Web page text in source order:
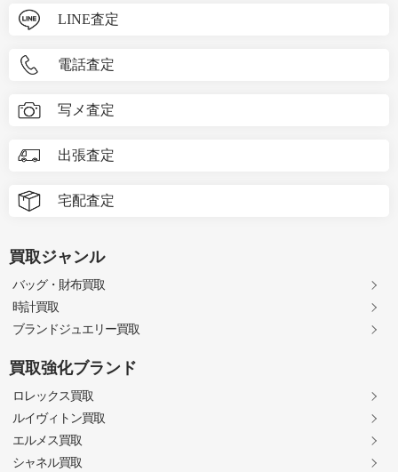
LINE査定
電話査定
写メ査定
出張査定
宅配査定
買取ジャンル
バッグ・財布買取
時計買取
ブランドジュエリー買取
買取強化ブランド
ロレックス買取
ルイヴィトン買取
エルメス買取
シャネル買取